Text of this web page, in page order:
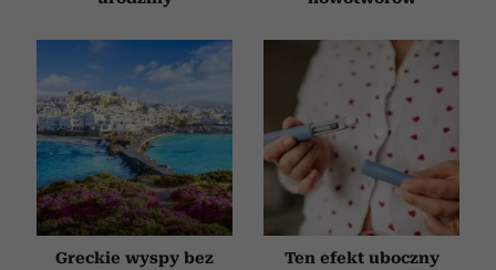
Greckie wyspy bez
Ten efekt uboczny